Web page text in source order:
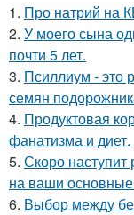
1. Про натрий на
2. У моего сына
почти 5 лет.
3. Псиллиум - это
семян
4. Продуктовая
фанатизма и диет.
5. Скоро наступит
на ваши
6. Выбор между